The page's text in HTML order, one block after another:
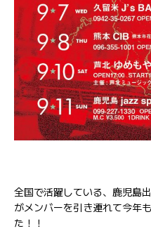
全国で活躍している、鹿児島
がメンバーを引き連れて今年
た！！